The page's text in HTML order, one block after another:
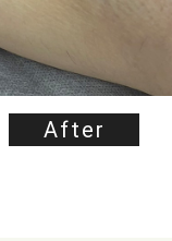
After